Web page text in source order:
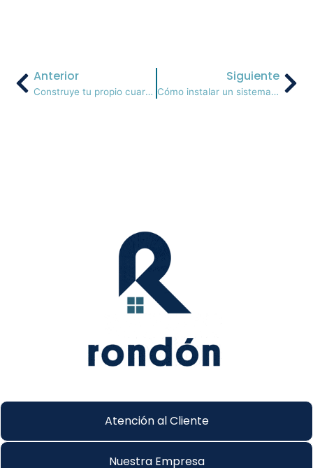
Anterior
Construye tu propio cuarto secreto en casa: Un espacio seguro
Siguiente
Cómo instalar un sistema de iluminación inteligente en casa
Atención al Cliente
Nuestra Empresa